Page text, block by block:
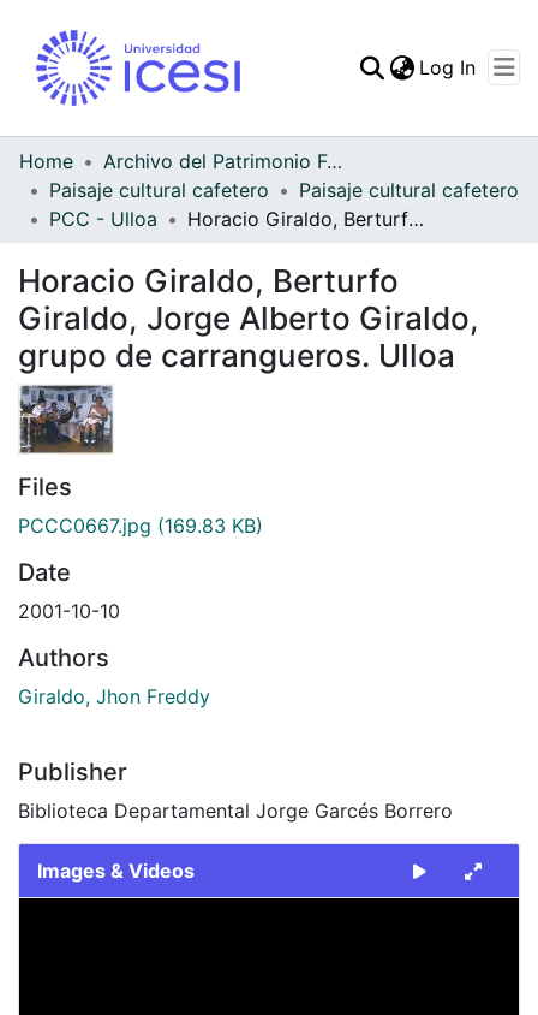
Statistics
Log In
Home
Archivo del Patrimonio Fotográfico y Fílmico del Valle del Cauca
Paisaje cultural cafetero
Paisaje cultural cafetero
PCC - Ulloa
Horacio Giraldo, Berturfo Giraldo, Jorge Alberto Giraldo, grupo de carrangueros. Ulloa
Horacio Giraldo, Berturfo
Giraldo, Jorge Alberto Giraldo,
grupo de carrangueros. Ulloa
Files
PCCC0667.jpg (169.83 KB)
Date
2001-10-10
Authors
Giraldo, Jhon Freddy
Publisher
Biblioteca Departamental Jorge Garcés Borrero
Images & Videos